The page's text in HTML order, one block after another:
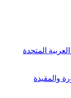
المتحدة
والمقيدة